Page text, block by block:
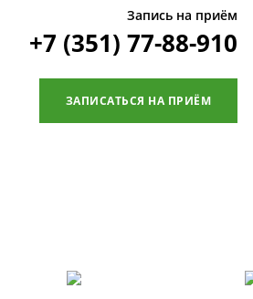
Запись на приём
+7 (351) 77-88-910
ЗАПИСАТЬСЯ НА ПРИЁМ